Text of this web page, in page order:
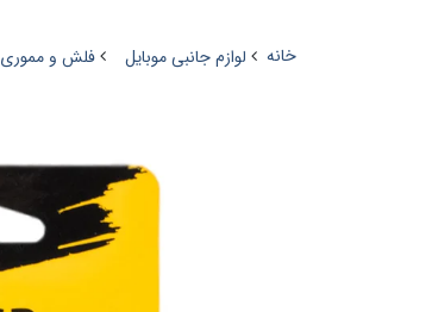
خانه لوازم جانبی موبایل فلش و مموری